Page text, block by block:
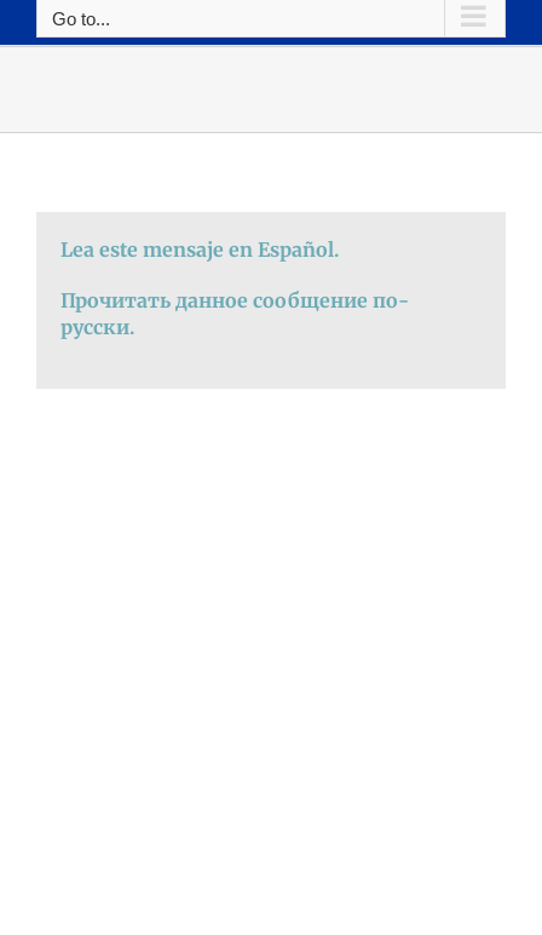
Go to...
Lea este mensaje en Español.
Прочитать данное сообщение по-
русски.